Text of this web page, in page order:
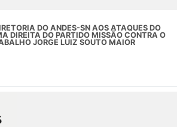
DO ANDES-SN AOS ATAQUES DO
DIREITA DO PARTIDO MISSÃO CONTRA O
JORGE LUIZ SOUTO MAIOR